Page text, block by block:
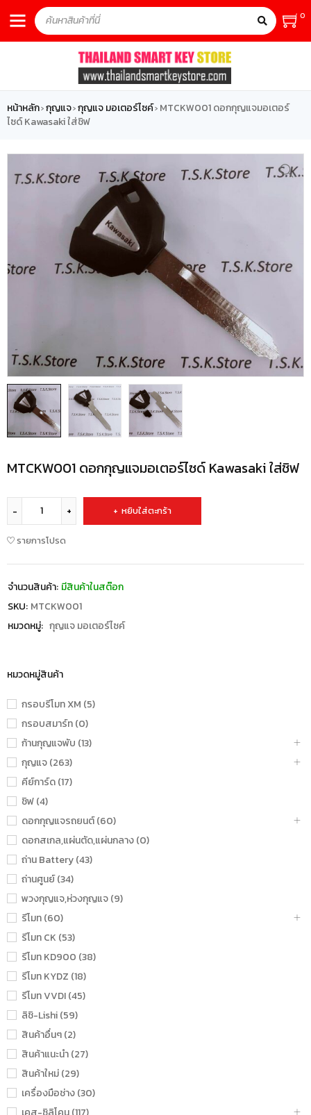
0
หน้าหลัก›กุญแจ›กุญแจ มอเตอร์ไซค์› MTCKW001 ดอกกุญแจมอเตอร์
ไซด์ Kawasaki ใส่ชิฟ
หมวดหมู่สินค้า
กรอบรีโมท XM (5)
กรอบสมาร์ท (0)
ก้านกุญแจพับ (13)
กุญแจ (263)
คีย์การ์ด (17)
ชิฟ (4)
ดอกกุญแจรถยนต์ (60)
ดอกสเกล,แผ่นตัด,แผ่นกลาง (0)
ถ่าน Battery (43)
ถ่านศูนย์ (34)
พวงกุญแจ,ห่วงกุญแจ (9)
รีโมท (60)
รีโมท CK (53)
รีโมท KD900 (38)
รีโมท KYDZ (18)
รีโมท VVDI (45)
ลิชิ-Lishi (59)
สินค้าอื่นๆ (2)
สินค้าแนะนำ (27)
สินค้าใหม่ (29)
เครื่องมือช่าง (30)
MTCKW001 ดอกกุญแจมอเตอร์ไซด์ Kawasaki ใส่ชิฟ
หยิบใส่ตะกร้า
รายการโปรด
จำนวนสินค้า: มีสินค้าในสต๊อก
SKU: MTCKW001
หมวดหมู่: กุญแจ มอเตอร์ไซค์